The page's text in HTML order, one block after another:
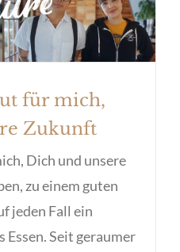
für mich,
Zukunft
Dich und unsere
zu einem guten
jeden Fall ein
Essen. Seit geraumer